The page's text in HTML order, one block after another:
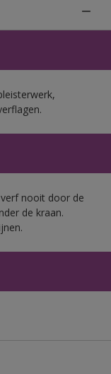
nooit door de
de kraan.